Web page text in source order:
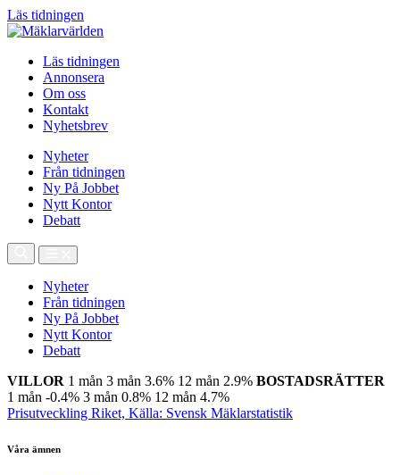
Läs tidningen
Läs tidningen
Annonsera
Om oss
Kontakt
Nyhetsbrev
Nyheter
Från tidningen
Ny På Jobbet
Nytt Kontor
Debatt
Nyheter
Från tidningen
Ny På Jobbet
Nytt Kontor
Debatt
VILLOR 1 mån 3 mån 3.6% 12 mån 2.9% BOSTADSRÄTTER
1 mån -0.4% 3 mån 0.8% 12 mån 4.7%
Prisutveckling Riket, Källa: Svensk Mäklarstatistik
Våra ämnen